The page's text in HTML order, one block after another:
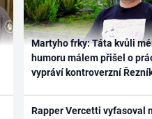
Martyho frky: Táta kvůli
humoru málem přišel o
vypráví kontroverzní
Rapper Vercetti vyfasoval